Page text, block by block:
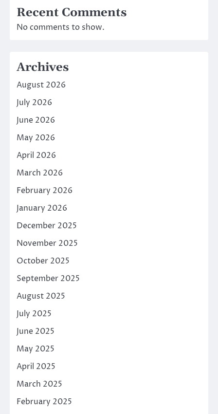
Recent Comments
No comments to show.
Archives
August 2026
July 2026
June 2026
May 2026
April 2026
March 2026
February 2026
January 2026
December 2025
November 2025
October 2025
September 2025
August 2025
July 2025
June 2025
May 2025
April 2025
March 2025
February 2025